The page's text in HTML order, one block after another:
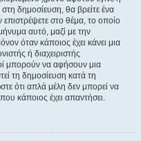
δημοσίευση, θα βρείτε ένα
στο θέμα, το οποίο
αυτό, μαζί με την
όταν κάποιος έχει κάνει μια
ή διαχειριστής
μπορούν να αφήσουν μια
τη δημοσίευση κατά τη
ότι απλά μέλη δεν μπορεί να
κάποιος έχει απαντήσει.